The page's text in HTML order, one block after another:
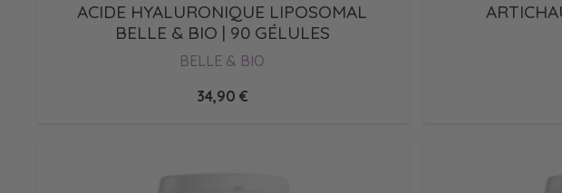
ACIDE HYALURONIQUE LIPOSOMAL
BELLE & BIO | 90 GÉLULES
BELLE & BIO
34,90 €